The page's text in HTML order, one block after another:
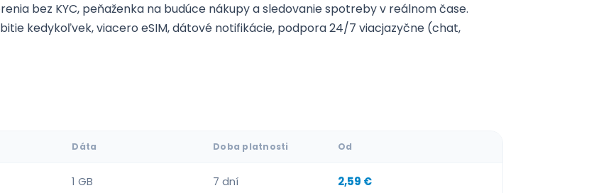
bez KYC, peňaženka na budúce nákupy a sledovanie spotreby v reálnom čase.
kedykoľvek, viacero eSIM, dátové notifikácie, podpora 24/7 viacjazyčne (chat,
Dáta Doba platnosti Od
1 GB 7 dní 2,59 €